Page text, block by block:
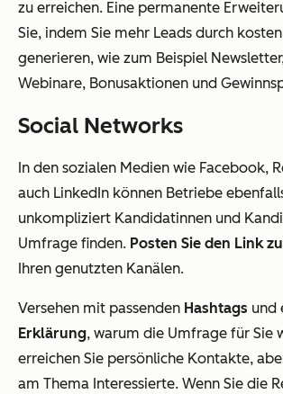
zu erreichen. Eine permanente
Sie, indem Sie mehr Leads durch
generieren, wie zum Beispiel
Webinare, Bonusaktionen und
Social Networks
In den sozialen Medien wie Facebook,
auch LinkedIn können Betriebe
unkompliziert Kandidatinnen und
Umfrage finden. Posten Sie den Link
Ihren genutzten Kanälen.
Versehen mit passenden Hashtags und
Erklärung, warum die Umfrage für Sie
erreichen Sie persönliche Kontakte,
am Thema Interessierte. Wenn Sie die